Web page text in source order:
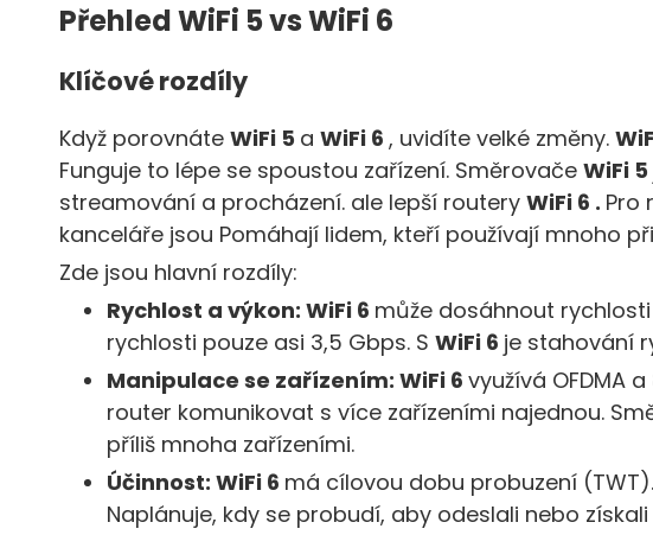
Přehled WiFi 5 vs WiFi 6
Klíčové rozdíly
Když porovnáte WiFi 5 a WiFi 6 , uvidíte velké změny.
Funguje to lépe se spoustou zařízení. Směrovače WiFi 5
streamování a procházení. ale lepší routery WiFi 6 . Pro
kanceláře jsou Pomáhají lidem, kteří používají mnoho
Zde jsou hlavní rozdíly:
Rychlost a výkon: WiFi 6 může dosáhnout rychlosti
rychlosti pouze asi 3,5 Gbps. S WiFi 6 je stahování
Manipulace se zařízením: WiFi 6 využívá OFDMA
router komunikovat s více zařízeními najednou.
příliš mnoha zařízeními.
Účinnost: WiFi 6 má cílovou dobu probuzení
Naplánuje, kdy se probudí, aby odeslali nebo